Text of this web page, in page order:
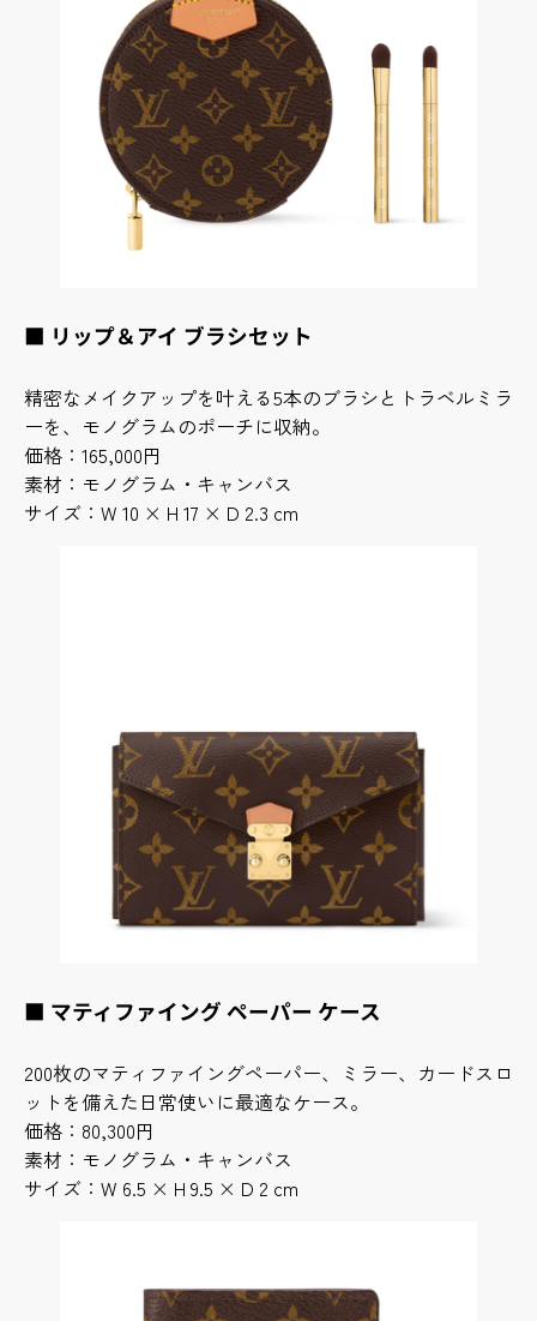
■ リップ＆アイ ブラシセット
精密なメイクアップを叶える5本のブラシとトラベルミラ
ーを、モノグラムのポーチに収納。
価格：165,000円
素材：モノグラム・キャンバス
サイズ：W 10 × H 17 × D 2.3 cm
■ マティファイング ペーパー ケース
200枚のマティファイングペーパー、ミラー、カードスロ
ットを備えた日常使いに最適なケース。
価格：80,300円
素材：モノグラム・キャンバス
サイズ：W 6.5 × H 9.5 × D 2 cm